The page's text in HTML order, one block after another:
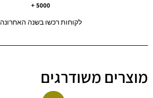
5000 +
לקוחות רכשו בשנה האחרונה
מוצרים משודרגים